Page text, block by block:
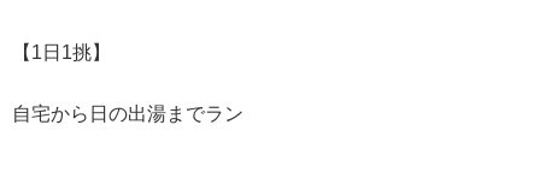
【1日1挑】
自宅から日の出湯までラン